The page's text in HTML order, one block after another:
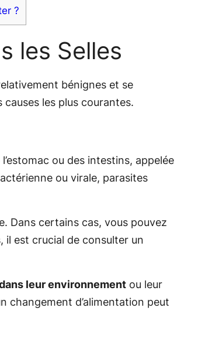
?
les Selles
bénignes et se
les plus courantes.
ou des intestins, appelée
ou virale, parasites
Dans certains cas, vous pouvez
il est crucial de consulter un
leur environnementou leur
changement d’alimentation peut